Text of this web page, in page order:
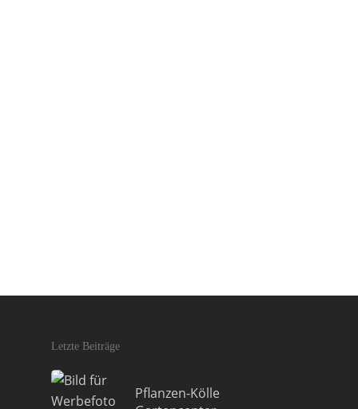
Letzte Beiträge
Pflanzen-Kölle